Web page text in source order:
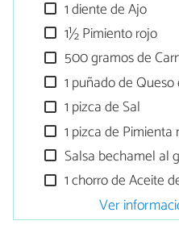
1 diente de Ajo
1½ Pimiento rojo
500 gramos de
1 puñado de
1 pizca de Sal
1 pizca de
Salsa bechamel al
1 chorro de Aceite
Ver